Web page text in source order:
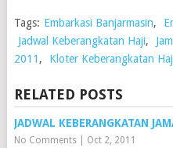
Tags: Embarkasi Banjarmasin,
Jadwal Keberangkatan Haji,
2011 , Kloter Keberangkatan
RELATED POSTS
JADWAL KEBERANGKATAN
No Comments| Oct 2, 2011